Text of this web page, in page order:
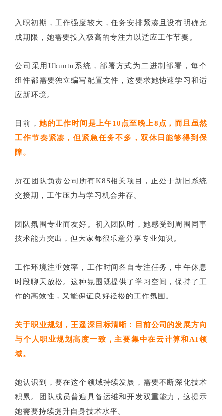
入职初期，工作强度较大，任务安排紧凑且设有明确完
成期限，她需要投入极高的专注力以适应工作节奏。
公司采用Ubuntu系统，部署方式为二进制部署，每个
组件都需要独立编写配置文件，这要求她快速学习和适
应新环境。
目前，她的工作时间是上午10点至晚上8点，而且虽然
工作节奏紧凑，但紧急任务不多，双休日能够得到保
障。
所在团队负责公司所有K8S相关项目，正处于新旧系统
交接期，工作压力与学习机会并存。
团队氛围专业而友好。初入团队时，她感受到周围同事
技术能力突出，但大家都很乐意分享专业知识。
工作环境注重效率，工作时间各自专注任务，中午休息
时段聊天放松。这种氛围既提供了学习空间，保持了工
作的高效性，又能保证良好轻松的工作氛围。
关于职业规划，王遥深目标清晰：目前公司的发展方向
与个人职业规划高度一致，主要集中在云计算和AI领
域。
她认识到，要在这个领域持续发展，需要不断深化技术
积累。团队成员普遍具备运维和开发双重能力，这提示
她需要持续提升自身技术水平。